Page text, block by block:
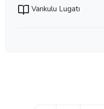
Vankulu Lugatı